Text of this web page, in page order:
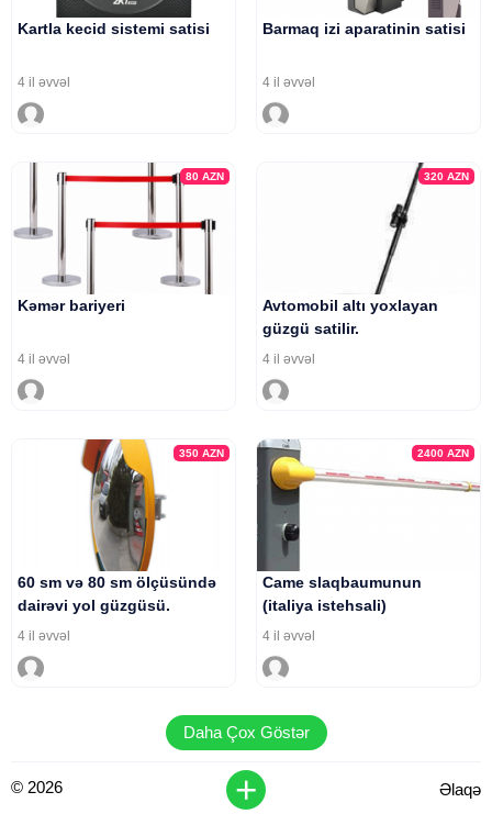
Kartla kecid sistemi satisi
4 il əvvəl
Barmaq izi aparatinin satisi
4 il əvvəl
80AZN
Kəmər bariyeri
4 il əvvəl
320 AZN
Avtomobil altı yoxlayan
güzgü satilir.
4 il əvvəl
350AZN
60 sm və 80 sm ölçüsündə
dairəvi yol güzgüsü.
4 il əvvəl
2400 AZN
Came slaqbaumunun
(italiya istehsali)
4 il əvvəl
Daha Çox Göstər
© 2026 Əlaqə
+